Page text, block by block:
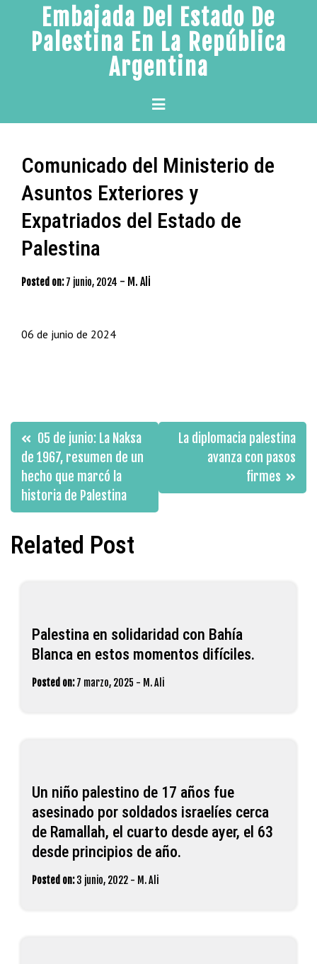
content
Embajada Del Estado De
Palestina En La República
Argentina
Primary
Menu
Comunicado del Ministerio de
Asuntos Exteriores y
Expatriados del Estado de
Palestina
Posted on: 7 junio, 2024 - M. Ali
06 de junio de 2024
Navegación
de
entradas
05 de junio: La Naksa
de 1967, resumen de un
hecho que marcó la
historia de Palestina
La diplomacia palestina
avanza con pasos
firmes
Related Post
Palestina en solidaridad con Bahía
Blanca en estos momentos difíciles.
Posted on: 7 marzo, 2025 - M. Ali
Un niño palestino de 17 años fue
asesinado por soldados israelíes cerca
de Ramallah, el cuarto desde ayer, el 63
desde principios de año.
Posted on: 3 junio, 2022 - M. Ali